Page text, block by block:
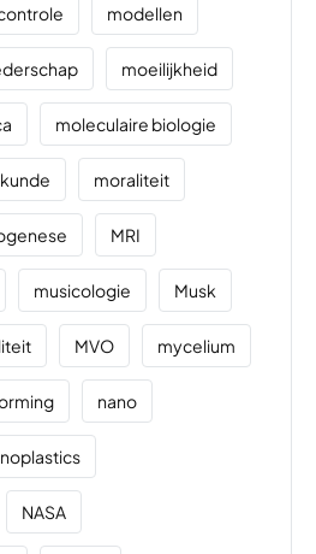
modellen
moeilijkheid
moleculaire biologie
moraliteit
MRI
musicologie Musk
MVO mycelium
nano
NASA